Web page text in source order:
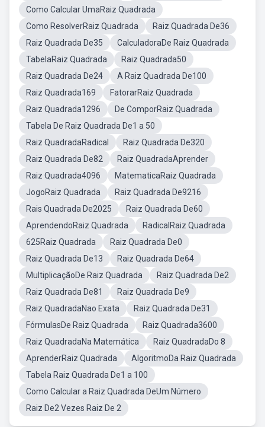
Como Calcular UmaRaiz Quadrada
Como ResolverRaiz Quadrada
Raiz Quadrada De36
Raiz Quadrada De35
CalculadoraDe Raiz Quadrada
TabelaRaiz Quadrada
Raiz Quadrada50
Raiz Quadrada De24
A Raiz Quadrada De100
Raiz Quadrada169
FatorarRaiz Quadrada
Raiz Quadrada1296
De ComporRaiz Quadrada
Tabela De Raiz Quadrada De1 a 50
Raiz QuadradaRadical
Raiz Quadrada De320
Raiz Quadrada De82
Raiz QuadradaAprender
Raiz Quadrada4096
MatematicaRaiz Quadrada
JogoRaiz Quadrada
Raiz Quadrada De9216
Rais Quadrada De2025
Raiz Quadrada De60
AprendendoRaiz Quadrada
RadicalRaiz Quadrada
625Raiz Quadrada
Raiz Quadrada De0
Raiz Quadrada De13
Raiz Quadrada De64
MultiplicaçãoDe Raiz Quadrada
Raiz Quadrada De2
Raiz Quadrada De81
Raiz Quadrada De9
Raiz QuadradaNao Exata
Raiz Quadrada De31
FórmulasDe Raiz Quadrada
Raiz Quadrada3600
Raiz QuadradaNa Matemática
Raiz QuadradaDo 8
AprenderRaiz Quadrada
AlgoritmoDa Raiz Quadrada
Tabela Raiz Quadrada De1 a 100
Como Calcular a Raiz Quadrada DeUm Número
Raiz De2 Vezes Raiz De 2